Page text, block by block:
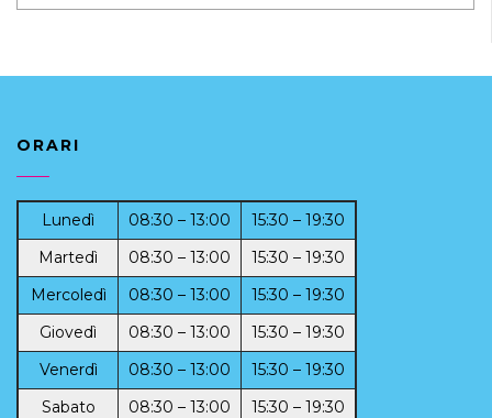
ORARI
Lunedì 08:30 – 13:00
15:30 – 19:30
Martedì
08:30 – 13:00
15:30 – 19:30
Mercoledì
08:30 – 13:00
15:30 – 19:30
Giovedì
08:30 – 13:00
15:30 – 19:30
Venerdì
08:30 – 13:00
15:30 – 19:30
Sabato
08:30 – 13:00
15:30 – 19:30